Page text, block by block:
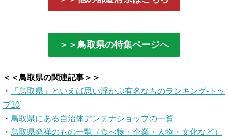
＞＞鳥取県の特集ページへ
＜＜鳥取県の関連記事＞＞
・
「鳥取県」といえば思い浮かぶ有名なものランキング-トッ
プ10
・ 鳥取県にある自治体アンテナショップの一覧
・ 鳥取県発祥のもの一覧（食べ物・企業・人物・文化など）